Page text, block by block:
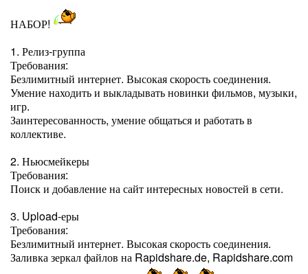
НАБОР!
1. Релиз-группа
Требования:
Безлимитный интернет. Высокая скорость соединения.
Умение находить и выкладывать новинки фильмов, музыки,
игр.
Заинтересованность, умение общаться и работать в
коллективе.
2. Ньюсмейкеры
Требования:
Поиск и добавление на сайт интересных новостей в сети.
3. Upload-еры
Требования:
Безлимитный интернет. Высокая скорость соединения.
Заливка зеркал файлов на Rapidshare.de, Rapidshare.com